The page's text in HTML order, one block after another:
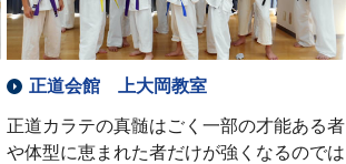
正道会館 上大岡教室
正道カラテの真髄はごく一部の才能ある者
や体型に恵まれた者だけが強くなるのでは